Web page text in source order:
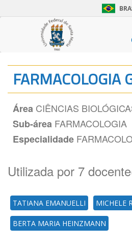
FARMACOLOGIA
Área CIÊNCIAS
Sub-área FARMACOLOGIA
Especialidade
Utilizada por 7
TATIANA EMANUELLI MICHELE
BERTA MARIA HEINZMANN